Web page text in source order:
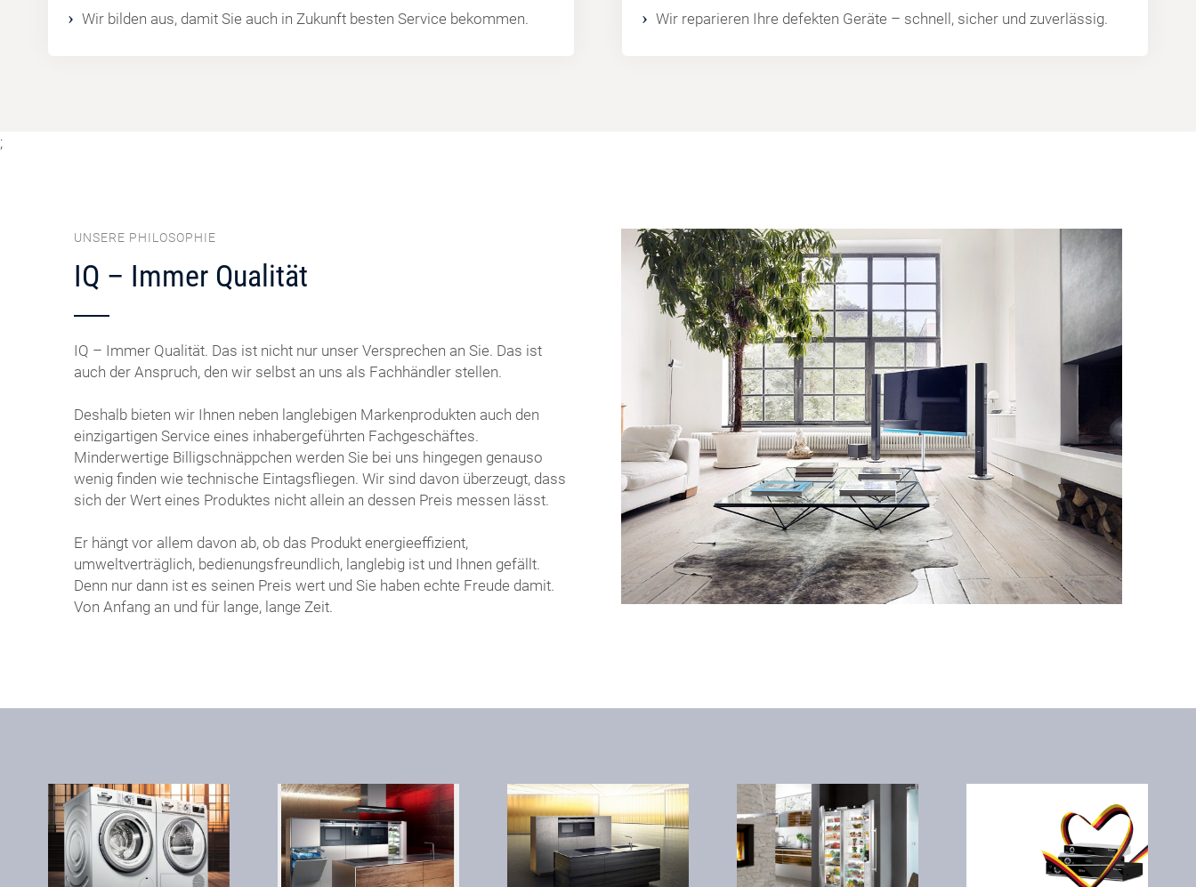
Wir bilden aus, damit Sie auch in Zukunft besten Service bekommen.
Wir reparieren Ihre defekten Geräte – schnell, sicher und zuverlässig.
;
UNSERE PHILOSOPHIE
IQ – Immer Qualität
IQ – Immer Qualität. Das ist nicht nur unser Versprechen an Sie. Das ist
auch der Anspruch, den wir selbst an uns als Fachhändler stellen.
Deshalb bieten wir Ihnen neben langlebigen Markenprodukten auch den
einzigartigen Service eines inhabergeführten Fachgeschäftes.
Minderwertige Billigschnäppchen werden Sie bei uns hingegen genauso
wenig finden wie technische Eintagsfliegen. Wir sind davon überzeugt, dass
sich der Wert eines Produktes nicht allein an dessen Preis messen lässt.
Er hängt vor allem davon ab, ob das Produkt energieeffizient,
umweltverträglich, bedienungsfreundlich, langlebig ist und Ihnen gefällt.
Denn nur dann ist es seinen Preis wert und Sie haben echte Freude damit.
Von Anfang an und für lange, lange Zeit.